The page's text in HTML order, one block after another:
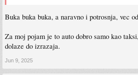
Buka buka buka, a naravno i potrosnja, vec
Za moj pojam je to auto dobro samo kao
dolaze do izrazaja.
Jun 9, 2025